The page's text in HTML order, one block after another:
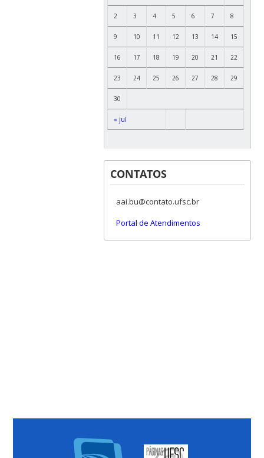
« jul
2 3 4 5 6 7 8
9 10 11 12 13 14 15
16 17 18 19 20 21 22
23 24 25 26 27 28 29
30
CONTATOS
aai.bu@contato.ufsc.br
Portal de Atendimentos